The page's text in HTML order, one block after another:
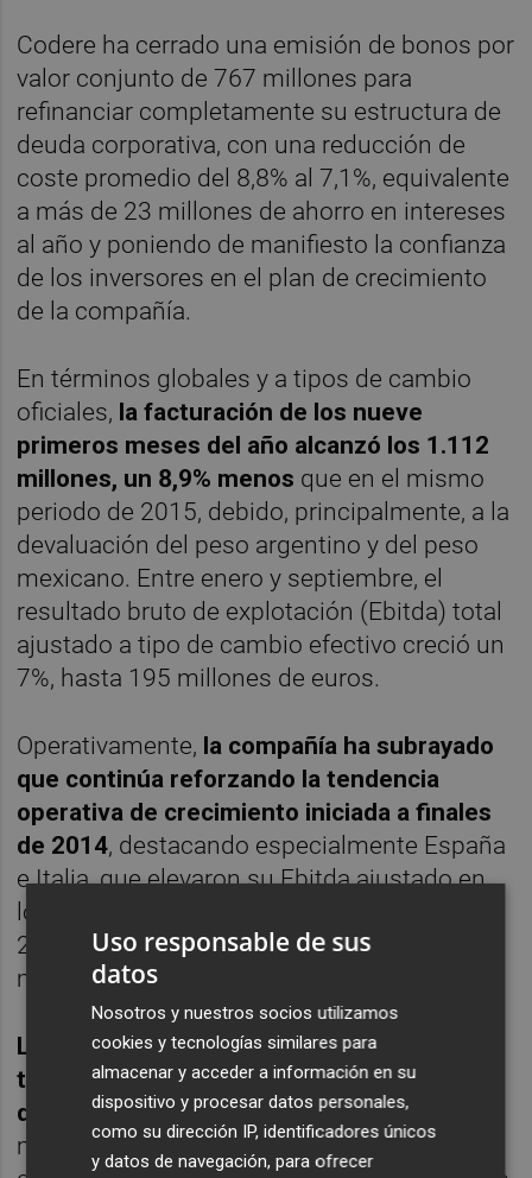
Codere ha cerrado una emisión de bonos por
valor conjunto de 767 millones para
refinanciar completamente su estructura de
deuda corporativa, con una reducción de
coste promedio del 8,8% al 7,1%, equivalente
a más de 23 millones de ahorro en intereses
al año y poniendo de manifiesto la confianza
de los inversores en el plan de crecimiento
de la compañía.
En términos globales y a tipos de cambio
oficiales, la facturación de los nueve
primeros meses del año alcanzó los 1.112
millones, un 8,9% menos que en el mismo
periodo de 2015, debido, principalmente, a la
devaluación del peso argentino y del peso
mexicano. Entre enero y septiembre, el
resultado bruto de explotación (Ebitda) total
ajustado a tipo de cambio efectivo creció un
7%, hasta 195 millones de euros.
Operativamente, la compañía ha subrayado
que continúa reforzando la tendencia
operativa de crecimiento iniciada a finales
de 2014, destacando especialmente España
e Italia, que elevaron su Ebitda ajustado en
los nueve primeros meses del año en un
29% y un 10% respectivamente frente al
mismo periodo el año anterior.
Las inversiones registradas a cierre del
tercer trimestre alcanzaron los 17 millones
de euros, dedicando 14 millones a
mantenimiento y tres millones a
Uso responsable de sus
datos
Nosotros y nuestros socios utilizamos
cookies y tecnologías similares para
almacenar y acceder a información en su
dispositivo y procesar datos personales,
como su dirección IP, identificadores únicos
y datos de navegación, para ofrecer